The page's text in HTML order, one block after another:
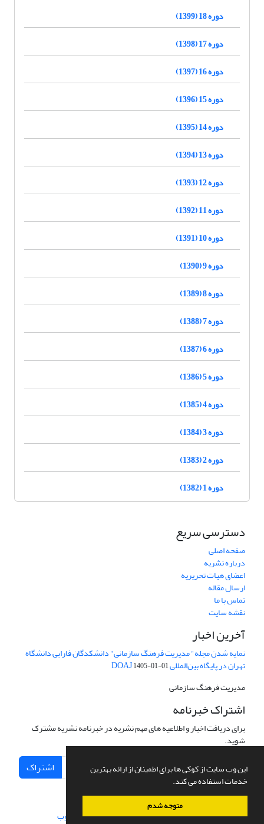
این وب سایت از کوکی ها برای اطمینان از ارائه بهترین
خدمات استفاده می کند.
متوجه شدم
دوره 18 (1399)
دوره 17 (1398)
دوره 16 (1397)
دوره 15 (1396)
دوره 14 (1395)
دوره 13 (1394)
دوره 12 (1393)
دوره 11 (1392)
دوره 10 (1391)
دوره 9 (1390)
دوره 8 (1389)
دوره 7 (1388)
دوره 6 (1387)
دوره 5 (1386)
دوره 4 (1385)
دوره 3 (1384)
دوره 2 (1383)
دوره 1 (1382)
دسترسی سریع
صفحه اصلی
درباره نشریه
اعضای هیات تحریریه
ارسال مقاله
تماس با ما
نقشه سایت
آخرین اخبار
نمایه شدن مجله" مدیریت فرهنگ سازمانی" دانشکدگان فارابی دانشگاه
تهران در پایگاه بین‌المللی DOAJ1405-01-01
مدیریت فرهنگ سازمانی
اشتراک خبرنامه
برای دریافت اخبار و اطلاعیه های مهم نشریه در خبرنامه نشریه مشترک
شوید.
اشتراک
سامانه مدیریت نشریات علمی.طراحی و پیاده سازی از سیناوب